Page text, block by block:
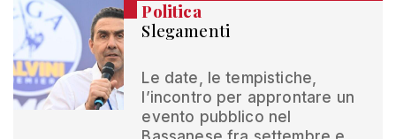
Politica
Slegamenti
Le date, le tempistiche,
l’incontro per approntare un
evento pubblico nel